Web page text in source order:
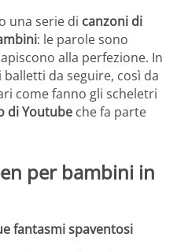
una serie di canzoni di
: le parole sono
alla perfezione. In
da seguire, così da
come fanno gli scheletri
di Youtube che fa parte
per bambini in
fantasmi spaventosi